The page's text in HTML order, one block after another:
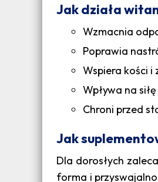
Jak działa
Wzmacnia
Poprawia
Wspiera kości i
Wpływa na
Chroni przed
Jak
Dla dorosłych
forma i